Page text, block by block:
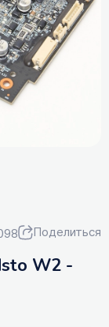
Поделиться
W2 -